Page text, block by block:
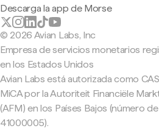
Descarga la app de Morse
© 2026 Avian Labs, Inc
Empresa de servicios monetarios
en los Estados Unidos
Avian Labs está autorizada como
MiCA por la Autoriteit Financiële
(AFM) en los Países Bajos (número
41000005).